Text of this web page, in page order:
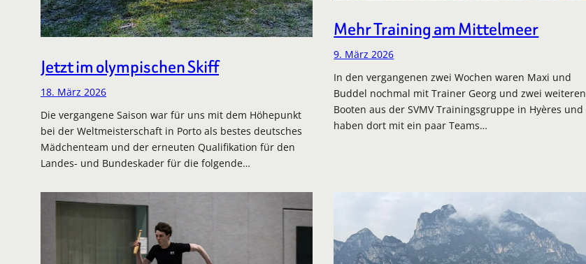
Jetzt im olympischen Skiff
18. März 2026
Die vergangene Saison war für uns mit dem Höhepunkt
bei der Weltmeisterschaft in Porto als bestes deutsches
Mädchenteam und der erneuten Qualifikation für den
Landes- und Bundeskader für die folgende…
Mehr Training am Mittelmeer
9. März 2026
In den vergangenen zwei Wochen waren Maxi und
Buddel nochmal mit Trainer Georg und zwei weiteren
Booten aus der SVMV Trainingsgruppe in Hyères und
haben dort mit ein paar Teams…